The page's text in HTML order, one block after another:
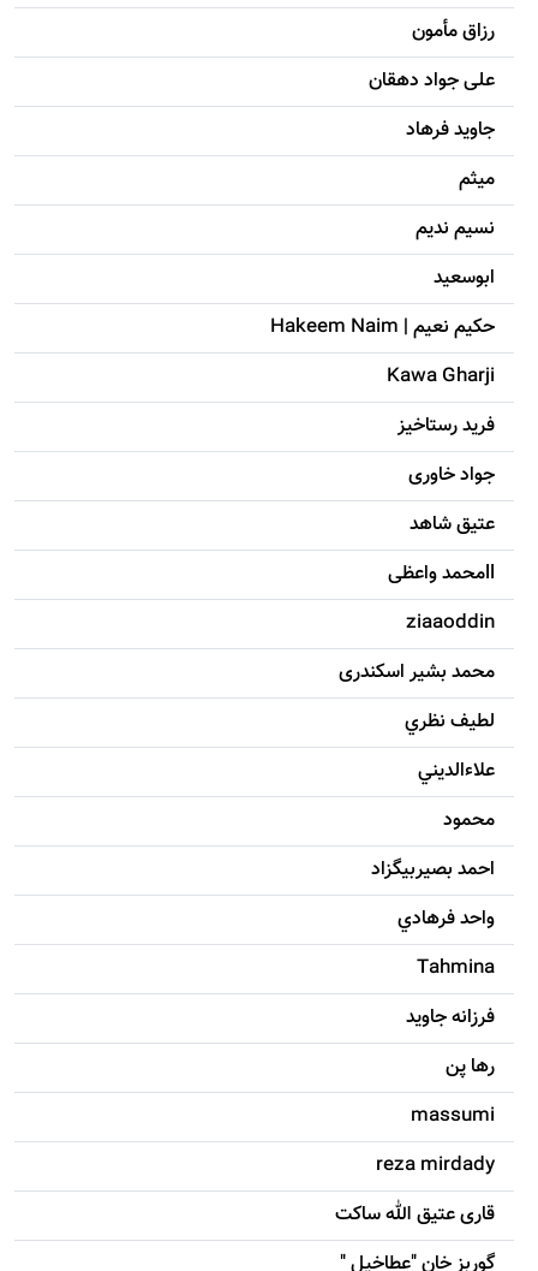
رزاق مأمون
علی جواد دهقان
جاويد فرهاد
میثم
نسیم ندیم
ابوسعيد
حکيم نعيم | Hakeem Naim
Kawa Gharji
فرید رستاخیز
جواد خاوری
عتیق شاهد
llمحمد واعظی
ziaaoddin
محمد بشیر اسکندری
لطيف نظري
علاءالديني
محمود
احمد بصيربيگزاد
واحد فرهادي
Tahmina
فرزانه جاويد
رها پن
massumi
reza mirdady
قاری عتیق الله ساکت
گوربز خان "عطاخیل "